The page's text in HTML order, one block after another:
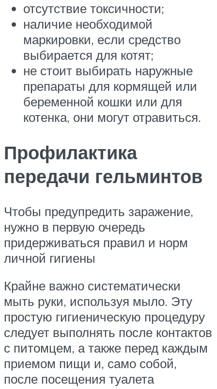
отсутствие токсичности;
наличие необходимой
маркировки, если средство
выбирается для котят;
не стоит выбирать наружные
препараты для кормящей или
беременной кошки или для
котенка, они могут отравиться.
Профилактика
передачи гельминтов
Чтобы предупредить заражение,
нужно в первую очередь
придерживаться правил и норм
личной гигиены
Крайне важно систематически
мыть руки, используя мыло. Эту
простую гигиеническую процедуру
следует выполнять после контактов
с питомцем, а также перед каждым
приемом пищи и, само собой,
после посещения туалета